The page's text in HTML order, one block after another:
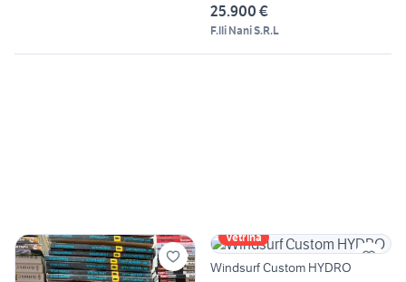
25.900 €
F.lli Nani S.R.L
Vetrina
Windsurf Custom HYDRO